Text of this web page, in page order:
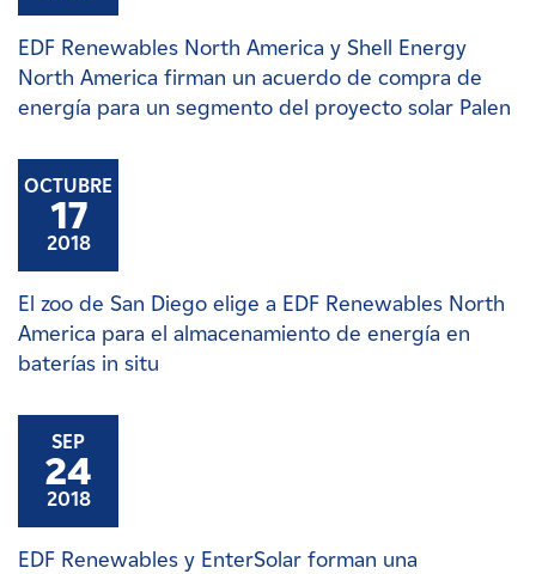
EDF Renewables North America y Shell Energy
North America firman un acuerdo de compra de
energía para un segmento del proyecto solar Palen
OCTUBRE
17
2018
El zoo de San Diego elige a EDF Renewables North
America para el almacenamiento de energía en
baterías in situ
SEP
24
2018
EDF Renewables y EnterSolar forman una